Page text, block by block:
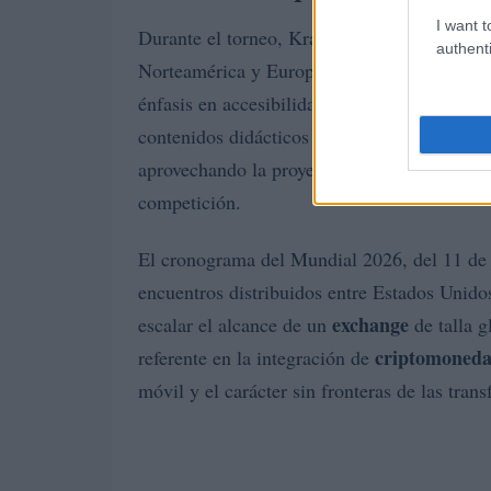
I want
Durante el torneo, Kraken planificó
Norteamérica y Europa, orientadas a
énfasis en accesibilidad y educación. Estas
contenidos didácticos y dinámicas
aprovechando la proyección de más de
competición.
El cronograma del Mundial 2026, del 11
encuentros distribuidos entre Estados
escalar el alcance de un exchange de talla
referente en la integración de
móvil y el carácter sin fronteras de las